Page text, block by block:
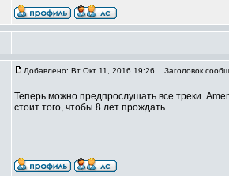
Добавлено: Вт Окт 11, 2016 19:26 Заголовок
Теперь можно предпрослушать все треки.
стоит того, чтобы 8 лет прождать.